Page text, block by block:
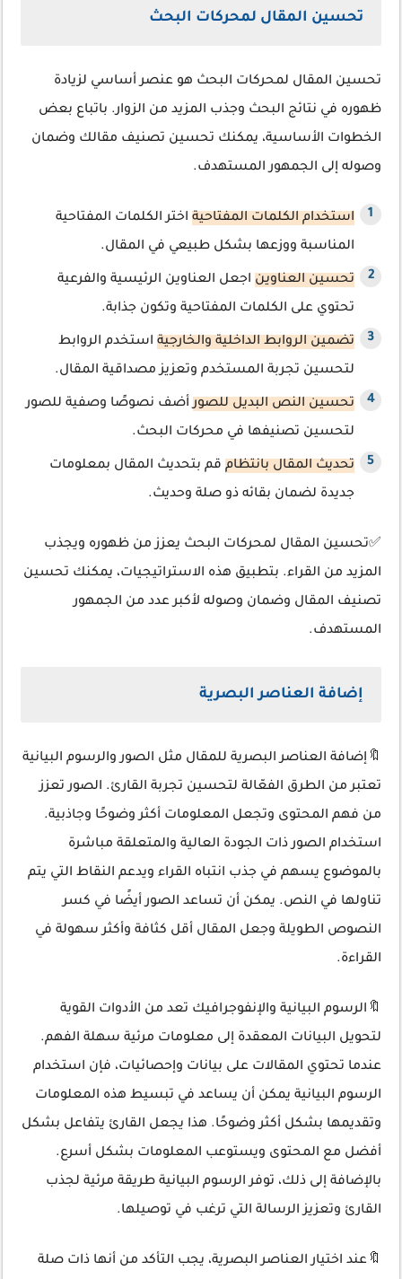
تحسين المقال لمحركات البحث
تحسين المقال لمحركات البحث هو عنصر أساسي لزيادة
ظهوره في نتائج البحث وجذب المزيد من الزوار. باتباع بعض
الخطوات الأساسية، يمكنك تحسين تصنيف مقالك وضمان
وصوله إلى الجمهور المستهدف.
استخدام الكلمات المفتاحية اختر الكلمات المفتاحية
المناسبة ووزعها بشكل طبيعي في المقال.
تحسين العناوين اجعل العناوين الرئيسية والفرعية
تحتوي على الكلمات المفتاحية وتكون جذابة.
تضمين الروابط الداخلية والخارجية استخدم الروابط
لتحسين تجربة المستخدم وتعزيز مصداقية المقال.
تحسين النص البديل للصورأضف نصوصًا وصفية للصور
لتحسين تصنيفها في محركات البحث.
تحديث المقال بانتظام قم بتحديث المقال بمعلومات
جديدة لضمان بقائه ذو صلة وحديث.
✅تحسين المقال لمحركات البحث يعزز من ظهوره ويجذب
المزيد من القراء. بتطبيق هذه الاستراتيجيات، يمكنك تحسين
تصنيف المقال وضمان وصوله لأكبر عدد من الجمهور
المستهدف.
إضافة العناصر البصرية
🔖إضافة العناصر البصرية للمقال مثل الصور والرسوم البيانية
تعتبر من الطرق الفعّالة لتحسين تجربة القارئ. الصور تعزز
من فهم المحتوى وتجعل المعلومات أكثر وضوحًا وجاذبية.
استخدام الصور ذات الجودة العالية والمتعلقة مباشرة
بالموضوع يسهم في جذب انتباه القراء ويدعم النقاط التي يتم
تناولها في النص. يمكن أن تساعد الصور أيضًا في كسر
النصوص الطويلة وجعل المقال أقل كثافة وأكثر سهولة في
القراءة.
🔖الرسوم البيانية والإنفوجرافيك تعد من الأدوات القوية
لتحويل البيانات المعقدة إلى معلومات مرئية سهلة الفهم.
عندما تحتوي المقالات على بيانات وإحصائيات، فإن استخدام
الرسوم البيانية يمكن أن يساعد في تبسيط هذه المعلومات
وتقديمها بشكل أكثر وضوحًا. هذا يجعل القارئ يتفاعل بشكل
أفضل مع المحتوى ويستوعب المعلومات بشكل أسرع.
بالإضافة إلى ذلك، توفر الرسوم البيانية طريقة مرئية لجذب
القارئ وتعزيز الرسالة التي ترغب في توصيلها.
🔖عند اختيار العناصر البصرية، يجب التأكد من أنها ذات صلة